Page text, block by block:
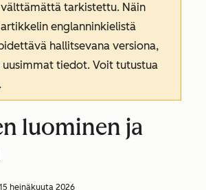
tarkistettu. Näin
englanninkielistä
hallitsevana versiona,
uusimmat tiedot. Voit tutustua
.
luominen ja
15 heinäkuuta 2026